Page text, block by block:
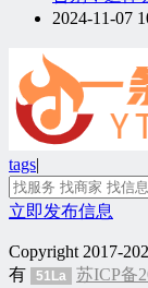
2024-11-07
tags|
立即发布信息
Copyright 2017-
有
51La 苏ICP备